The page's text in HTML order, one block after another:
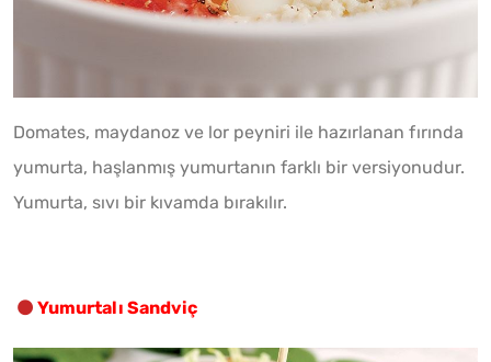
Domates, maydanoz ve lor peyniri ile hazırlanan fırında
yumurta, haşlanmış yumurtanın farklı bir versiyonudur.
Yumurta, sıvı bir kıvamda bırakılır.
Yumurtalı Sandviç